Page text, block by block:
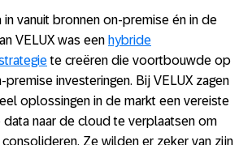
in vanuit bronnen on-premise én in de
VELUX was een hybride
te creëren die voortbouwde op
investeringen. Bij VELUX zagen
oplossingen in de markt een vereiste
naar de cloud te verplaatsen om
Ze wilden er zeker van zijn